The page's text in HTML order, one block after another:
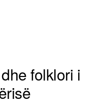
folklori i